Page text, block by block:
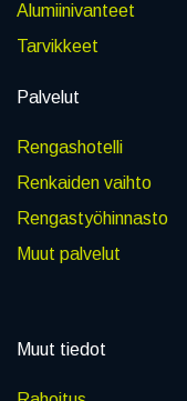
Alumiinivanteet
Tarvikkeet
Palvelut
Rengashotelli
Renkaiden vaihto
Rengastyöhinnasto
Muut palvelut
Muut tiedot